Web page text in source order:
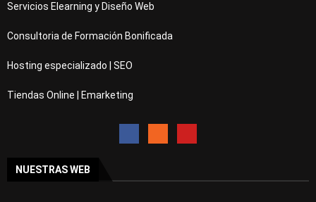
Servicios Elearning y Diseño Web
Consultoria de Formación Bonificada
Hosting especializado | SEO
Tiendas Online | Emarketing
NUESTRAS WEB